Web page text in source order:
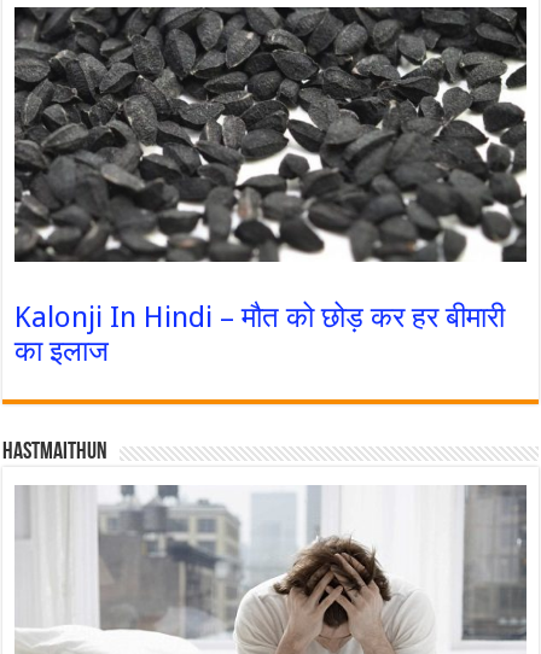
Kalonji In Hindi – मौत को छोड़ कर हर बीमारी
का इलाज
Hastmaithun